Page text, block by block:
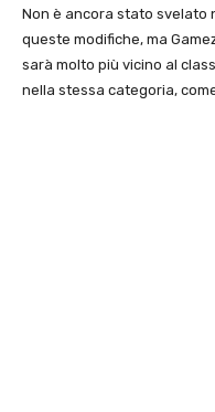
Non è ancora stato svelato
queste modifiche, ma
sarà molto più vicino al
nella stessa categoria,